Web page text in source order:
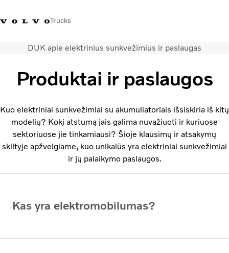
Trucks
+ 370 610 19991Volvo Trucks parduotuvėPrisijungtiLietuva
Transporto sprendimai
Paslaugos
Volvo Truck Builder
Kontaktai
Naujienos
DUK apie elektrinius sunkvežimius ir paslaugas
Produktai ir paslaugos
Kuo elektriniai sunkvežimiai su akumuliatoriais išsiskiria iš kitų
modelių? Kokį atstumą jais galima nuvažiuoti ir kuriuose
sektoriuose jie tinkamiausi? Šioje klausimų ir atsakymų
skiltyje apžvelgiame, kuo unikalūs yra elektriniai sunkvežimiai
ir jų palaikymo paslaugos.
Kas yra elektromobilumas?